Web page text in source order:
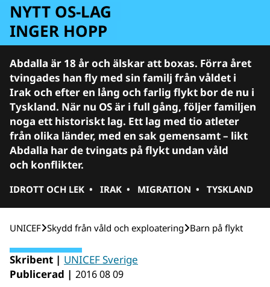
NYTT OS-LAG
INGER HOPP
Abdalla är 18 år och älskar att boxas. Förra året
tvingades han fly med sin familj från våldet i
Irak och efter en lång och farlig flykt bor de nu i
Tyskland. När nu OS är i full gång, följer familjen
noga ett historiskt lag. Ett lag med tio atleter
från olika länder, med en sak gemensamt – likt
Abdalla har de tvingats på flykt undan våld
och konflikter.
IDROTT OCH LEK • IRAK • MIGRATION • TYSKLAND
UNICEF Skydd från våld och exploatering Barn på flykt
Skribent | UNICEF Sverige
Publicerad | 2016 08 09